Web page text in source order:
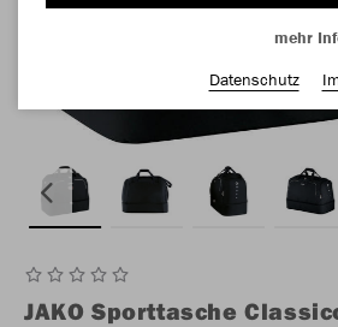
JAKO Sporttasche
mehr
Datenschutz